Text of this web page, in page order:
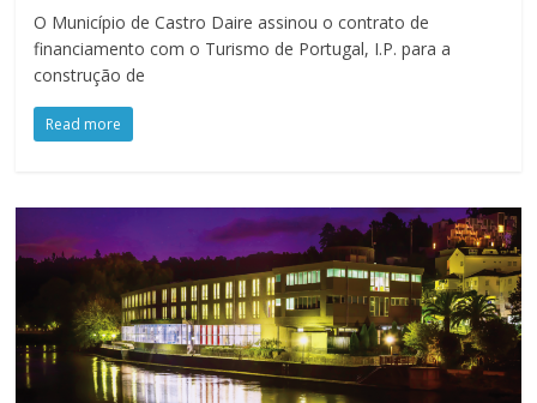
O Município de Castro Daire assinou o contrato de
financiamento com o Turismo de Portugal, I.P. para a
construção de
Read more